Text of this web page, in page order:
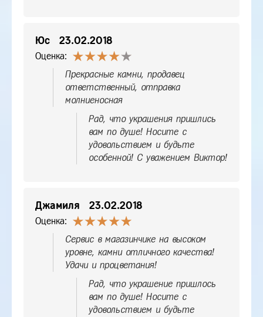
Юс 23.02.2018
Оценка:
Прекрасные камни, продавец
ответственный, отправка
молниеносная
Рад, что украшения пришлись
вам по душе! Носите с
удовольствием и будьте
особенной! С уважением Виктор!
Джамиля 23.02.2018
Оценка:
Сервис в магазинчике на высоком
уровне, камни отличного качества!
Удачи и процветания!
Рад, что украшение пришлось
вам по душе! Носите с
удовольствием и будьте